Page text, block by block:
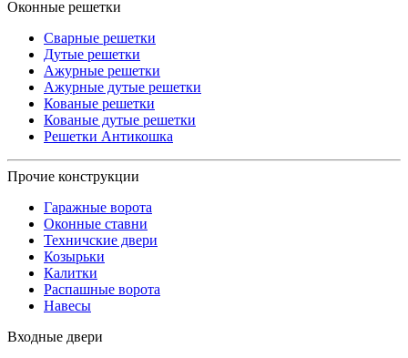
Оконные решетки
Сварные решетки
Дутые решетки
Ажурные решетки
Ажурные дутые решетки
Кованые решетки
Кованые дутые решетки
Решетки Антикошка
Прочие конструкции
Гаражные ворота
Оконные ставни
Техничские двери
Козырьки
Калитки
Распашные ворота
Навесы
Входные двери